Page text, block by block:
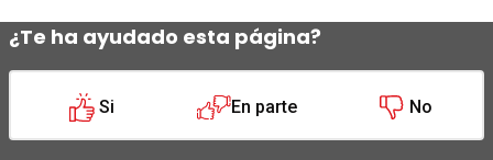
¿Te ha ayudado esta página?
Si En parte No